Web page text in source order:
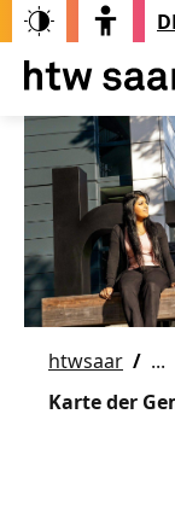
htwsaar
Karte der